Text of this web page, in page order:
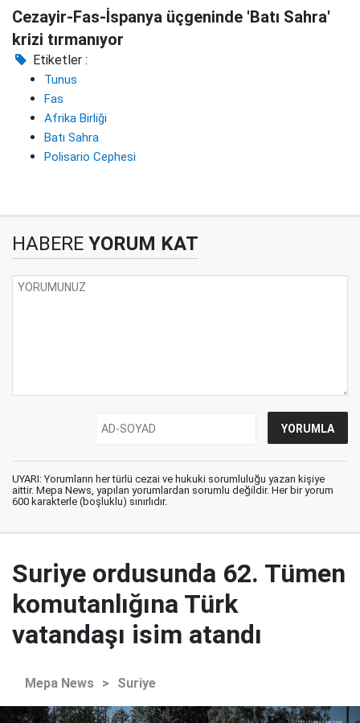
Cezayir-Fas-İspanya üçgeninde 'Batı Sahra'
krizi tırmanıyor
Etiketler :
Tunus
Fas
Afrika Birliği
Batı Sahra
Polisario Cephesi
HABERE YORUM KAT
UYARI: Yorumların her türlü cezai ve hukuki sorumluluğu yazan kişiye
aittir. Mepa News, yapılan yorumlardan sorumlu değildir. Her bir yorum
600 karakterle (boşluklu) sınırlıdır.
Suriye ordusunda 62. Tümen
komutanlığına Türk
vatandaşı isim atandı
Mepa News > Suriye